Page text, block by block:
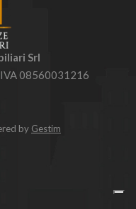
Srl
08560031216
by Gestim